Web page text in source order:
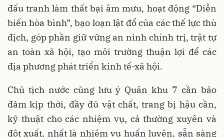
đấu tranh làm thất bại âm mưu, hoạt động “Diễn
biến hòa bình”, bạo loạn lật đổ của các thế lực thù
địch, góp phần giữ vững an ninh chính trị, trật tự
an toàn xã hội, tạo môi trường thuận lợi để các
địa phương phát triển kinh tế-xã hội.
Chủ tịch nước cũng lưu ý Quân khu 7 cần bảo
đảm kịp thời, đầy đủ vật chất, trang bị hậu cần,
kỹ thuật cho các nhiệm vụ, cả thường xuyên và
đột xuất, nhất là nhiệm vụ huấn luyện, sẵn sàng